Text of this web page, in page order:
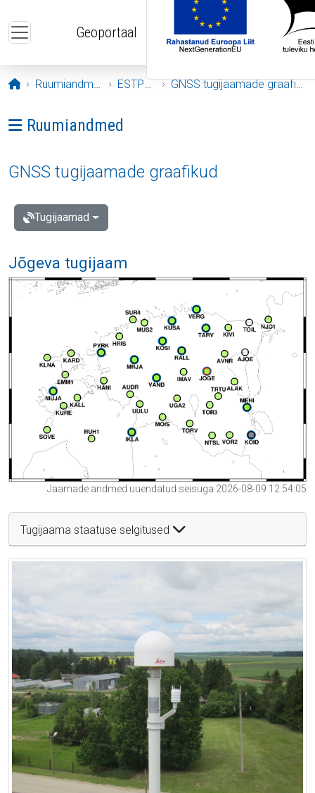
Geoportaal
Avaleht
Ruumiandmed ESTPOS GNSS tugijaamade graafikud
Ava menüü: Ruumiandmed
Ruumiandmed
GNSS tugijaamade graafikud
Tugijaamad
Jõgeva tugijaam
Jaamade andmed uuendatud seisuga 2026-08-09 12:54:05
Tugijaama staatuse selgitused